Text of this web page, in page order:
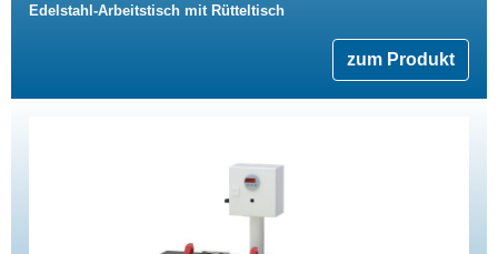
Edelstahl-Arbeitstisch mit Rütteltisch
zum Produkt